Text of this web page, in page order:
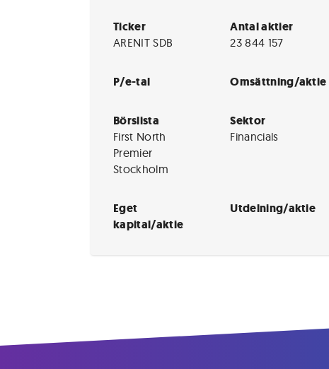
Ticker
ARENIT SDB
Antal aktier
23 844 157
P/e-tal Omsättning/aktie
Börslista
First North
Premier
Stockholm
Sektor
Financials
Eget
kapital/aktie
Utdelning/aktie